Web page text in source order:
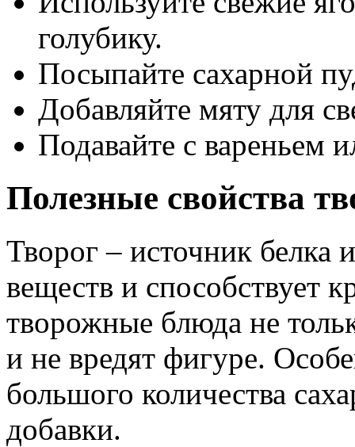
голубику.
Посыпайте сахарной
Добавляйте мяту для
Подавайте с вареньем
Полезные свойства
Творог – источник белка
веществ и способствует
творожные блюда не
и не вредят фигуре.
большого количества
добавки.